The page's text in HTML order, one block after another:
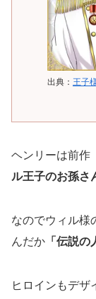
出典： 王子
ヘンリーは前作
ル王子のお孫さ
なのでウィル様
んだか 「伝説の
ヒロインもデザ